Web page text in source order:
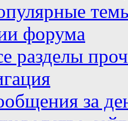
форума
разделы
за